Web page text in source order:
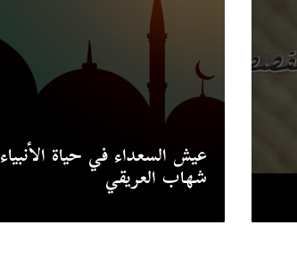
عيش السعداء في حياة الأنبياء
شهاب العريقي